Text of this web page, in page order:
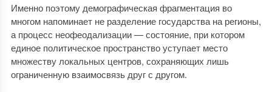
Именно поэтому демографическая фрагментация во
многом напоминает не разделение государства на регионы,
а процесс неофеодализации — состояние, при котором
единое политическое пространство уступает место
множеству локальных центров, сохраняющих лишь
ограниченную взаимосвязь друг с другом.